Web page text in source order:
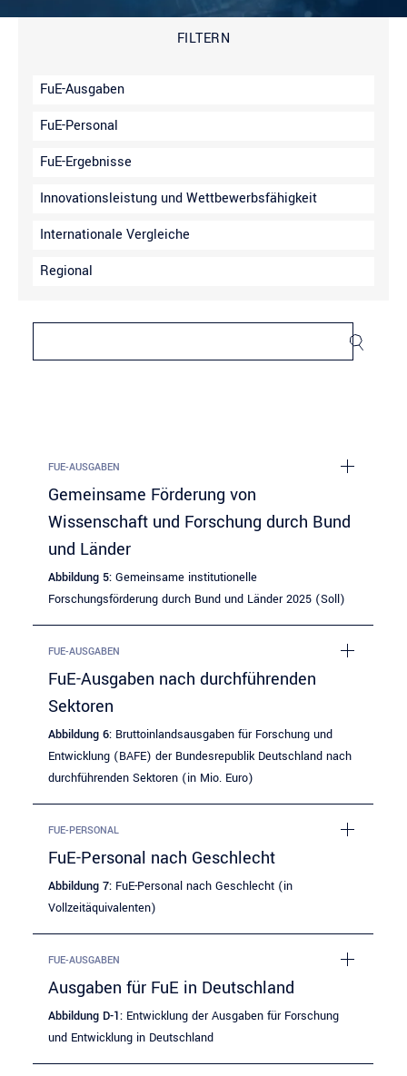
FILTERN
FuE-Ausgaben
FuE-Personal
FuE-Ergebnisse
Innovationsleistung und Wettbewerbsfähigkeit
Internationale Vergleiche
Regional
FUE-AUSGABEN
Gemeinsame Förderung von
Wissenschaft und Forschung durch Bund
und Länder
Abbildung 5: Gemeinsame institutionelle
Forschungsförderung durch Bund und Länder 2025 (Soll)
FUE-AUSGABEN
FuE-Ausgaben nach durchführenden
Sektoren
Abbildung 6: Bruttoinlandsausgaben für Forschung und
Entwicklung (BAFE) der Bundesrepublik Deutschland nach
durchführenden Sektoren (in Mio. Euro)
FUE-PERSONAL
FuE-Personal nach Geschlecht
Abbildung 7: FuE-Personal nach Geschlecht (in
Vollzeitäquivalenten)
FUE-AUSGABEN
Ausgaben für FuE in Deutschland
Abbildung D-1: Entwicklung der Ausgaben für Forschung
und Entwicklung in Deutschland